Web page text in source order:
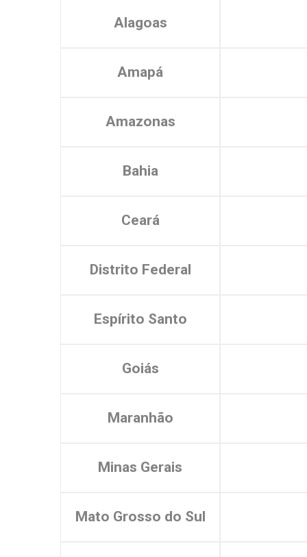
Alagoas
Amapá
Amazonas
Bahia
Ceará
Distrito Federal
Espírito Santo
Goiás
Maranhão
Minas Gerais
Mato Grosso do Sul